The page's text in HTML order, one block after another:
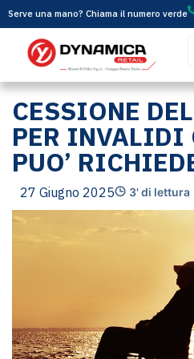
Serve una mano? Chiama il numero verde
CESSIONE
PER
PUO’
27 Giugno 2025 3' di lettura